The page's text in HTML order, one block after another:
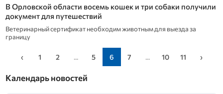
В Орловской области восемь кошек и три собаки получили
документ для путешествий
Ветеринарный сертификат необходим животным для выезда за
границу
‹ 1 2 ... 5 6 7 ... 10 11 ›
Календарь новостей